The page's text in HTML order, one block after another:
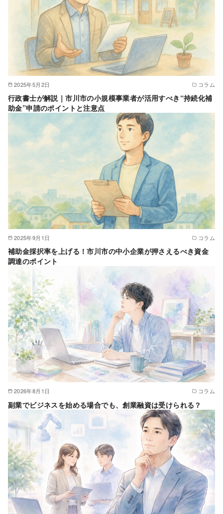
2025年5月2日 コラム
行政書士が解説｜市川市の小規模事業者が活用すべき“持続化補
助金”申請のポイントと注意点
2025年9月1日 コラム
補助金採択率を上げる！市川市の中小企業が押さえるべき資金
調達のポイント
2026年8月1日 コラム
副業でビジネスを始める場合でも、創業融資は受けられる？